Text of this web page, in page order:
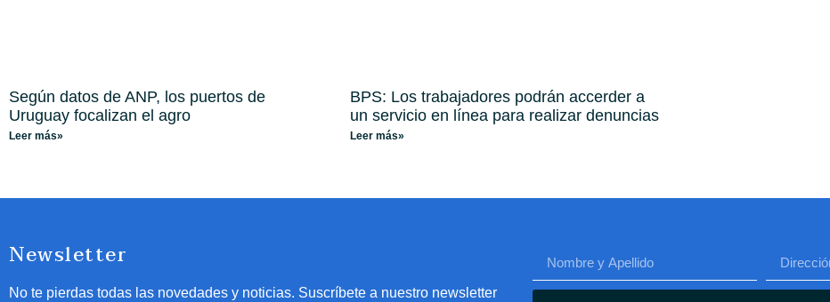
Según datos de ANP, los puertos de
Uruguay focalizan el agro
Leer más»
BPS: Los trabajadores podrán accerder a
un servicio en línea para realizar denuncias
Leer más»
Newsletter
No te pierdas todas las novedades y noticias. Suscríbete a nuestro newsletter